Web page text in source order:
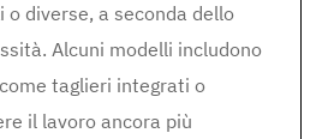
o diverse, a seconda dello
Alcuni modelli includono
taglieri integrati o
il lavoro ancora più